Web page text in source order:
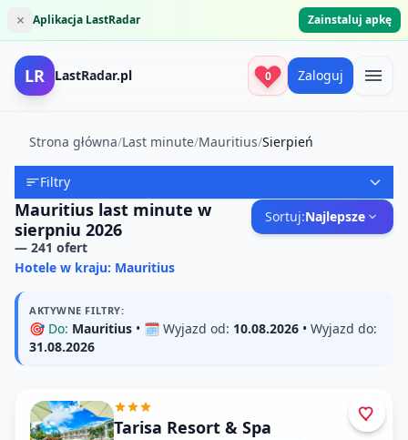
× Aplikacja LastRadar Zainstaluj apkę
LR LastRadar.pl 0 Zaloguj
Strona główna/Last minute/Mauritius/Sierpień
Filtry
Mauritius last minute w
sierpniu 2026
— 241 ofert
Sortuj:Najlepsze
Hotele w kraju: Mauritius
AKTYWNE FILTRY:
🎯 Do: Mauritius • 🗓️ Wyjazd od: 10.08.2026 • Wyjazd do:
31.08.2026
Tarisa Resort & Spa